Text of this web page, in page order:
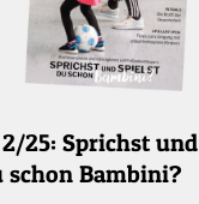
25: Sprichst und
schon Bambini?